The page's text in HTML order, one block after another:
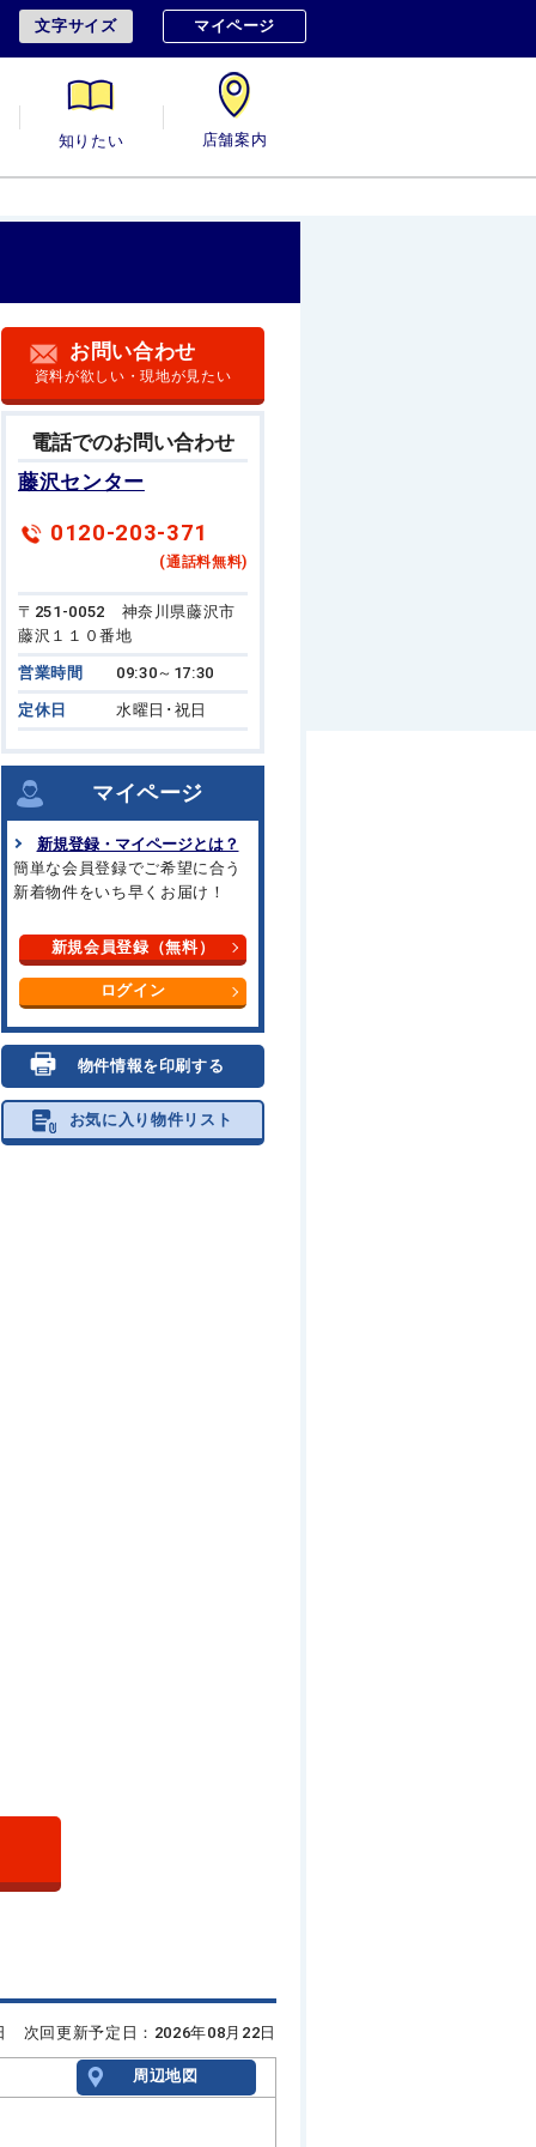
文字サイズ マイページ
知りたい 店舗案内
お問い合わせ
資料が欲しい・現地が見たい
電話でのお問い合わせ
藤沢センター
0120-203-371
(通話料無料)
〒251-0052 神奈川県藤沢市
藤沢１１０番地
営業時間 09:30～17:30
定休日 水曜日･祝日
マイページ
新規登録・マイページとは？
簡単な会員登録でご希望に合う
新着物件をいち早くお届け！
新規会員登録（無料）
ログイン
物件情報を印刷する
お気に入り物件リスト
次回更新予定日：2026年08月22日
周辺地図